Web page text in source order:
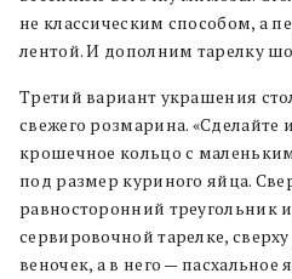
не классическим способом, а
лентой. И дополним тарелку
Третий вариант украшения
свежего розмарина. «Сделайте
крошечное кольцо с
под размер куриного яйца.
равносторонний треугольник
сервировочной тарелке,
веночек, а в него — пасхальное